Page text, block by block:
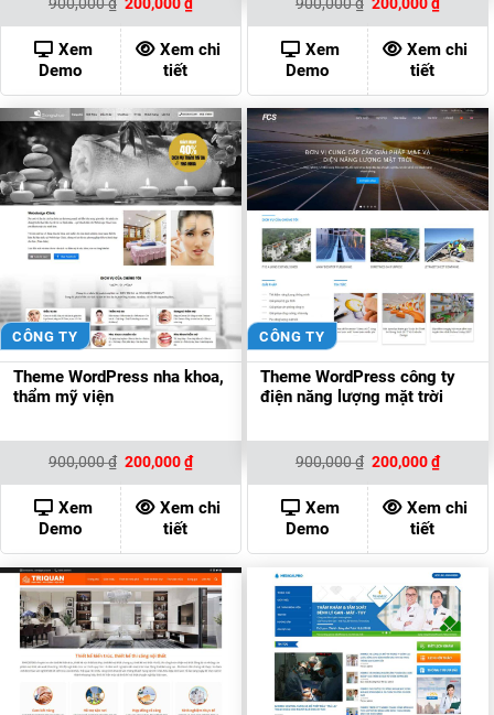
là:
900,000 ₫.
hiện
tại
là:
200,000 ₫.
Xem
Demo
Xem chi
tiết
là:
900,000 ₫.
hiện
tại
là:
Xem
Demo
Xem chi
tiết
CÔNG TY
Theme WordPress nha khoa,
thẩm mỹ viện
900,000₫ Giá
là:
900,000 ₫.
200,000₫Giá
hiện
tại
là:
200,000 ₫.
Xem
Demo
Xem chi
tiết
CÔNG TY
Theme WordPress công ty
điện năng lượng mặt trời
900,000₫ Giá
là:
900,000 ₫.
200,000₫Giá
hiện
tại
là:
Xem
Demo
Xem chi
tiết